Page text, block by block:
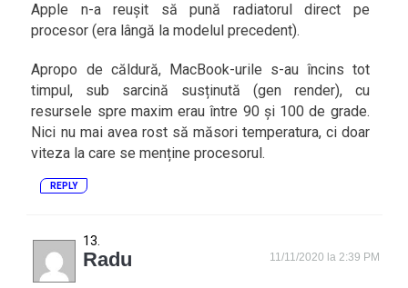
Apple n-a reușit să pună radiatorul direct pe
procesor (era lângă la modelul precedent).
Apropo de căldură, MacBook-urile s-au încins tot
timpul, sub sarcină susținută (gen render), cu
resursele spre maxim erau între 90 și 100 de grade.
Nici nu mai avea rost să măsori temperatura, ci doar
viteza la care se menține procesorul.
REPLY
Radu 11/11/2020 la 2:39 PM